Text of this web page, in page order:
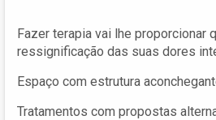
Fazer terapia vai lhe proporcionar
ressignificação das suas dores
Espaço com estrutura
Tratamentos com propostas